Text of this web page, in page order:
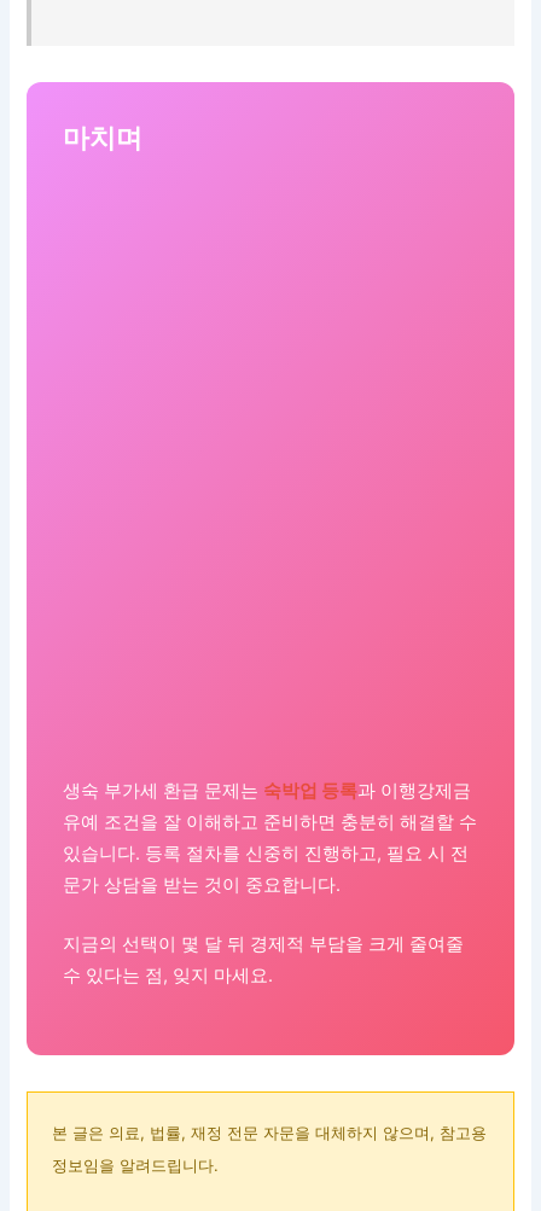
마치며
생숙 부가세 환급 문제는 숙박업 등록과 이행강제금
유예 조건을 잘 이해하고 준비하면 충분히 해결할 수
있습니다. 등록 절차를 신중히 진행하고, 필요 시 전
문가 상담을 받는 것이 중요합니다.
지금의 선택이 몇 달 뒤 경제적 부담을 크게 줄여줄
수 있다는 점, 잊지 마세요.
본 글은 의료, 법률, 재정 전문 자문을 대체하지 않으며, 참고용
정보임을 알려드립니다.